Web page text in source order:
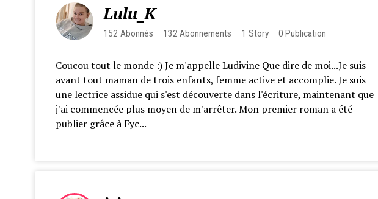
Lulu_K
152 Abonnés 132 Abonnements 1 Story 0 Publication
Coucou tout le monde :) Je m'appelle Ludivine Que dire de moi...Je suis
avant tout maman de trois enfants, femme active et accomplie. Je suis
une lectrice assidue qui s'est découverte dans l'écriture, maintenant que
j'ai commencée plus moyen de m'arrêter. Mon premier roman a été
publier grâce à Fyc...